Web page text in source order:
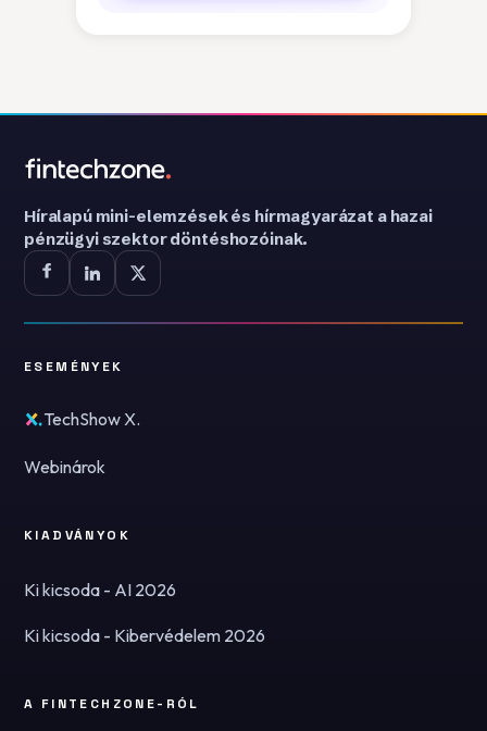
Híralapú mini-elemzések és hírmagyarázat a hazai
pénzügyi szektor döntéshozóinak.
ESEMÉNYEK
TechShow X.
Webinárok
KIADVÁNYOK
Ki kicsoda - AI 2026
Ki kicsoda - Kibervédelem 2026
A FINTECHZONE-RÓL